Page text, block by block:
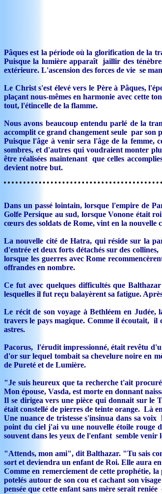
Pâques est la période où la glorification de la
Puisque la lumière apparaît jaillir des
extérieure. L'ascension des forces de vie se
Le Christ s'est élevé vers le Père à Pâques,
plaçant nous-mêmes en harmonie avec cette
tout, l'étincelle de la flamme.
Nous avons beaucoup entendu parlé de la
accomplit ce grand changement seule par son
Puisque l'âge à venir sera l'âge de la femme,
sombres, et d'autres qui voudraient monter
être réalisées maintenant que celles
devient notre but.
Dans un passé lointain, lorsque l'empire de
Golfe Persique au sud, lorsque Vonone était
cœurs des soldats de Rome, vint en la nouvelle
La nouvelle cité de Hatra, qui réside sur la
d'entrée et deux forts détachés sur des
lorsque les guerres avec Rome
offrandes en nombre.
Ce fut avec quelques difficultés que
lesquelles il fut reçu balayèrent sa fatigue.
Le récit de son voyage à Bethléem en
travers le pays magique. Comme il écoutait,
astres.
Pacorus, l'érudit impressionné, était revêtu
d'or sur lequel tombait sa chevelure noire en
de Pureté et de Lumière.
"Je suis heureux que ta recherche t'ait
Mon épouse, Vasda, est morte en donnant
Il se dirigea vers une pièce qui donnait sur le
était constellé de pierres de teinte orange. Là
Une nuance de tristesse s'insinua dans sa
point du ciel j'ai vu une nouvelle étoile rouge
souvent dans les yeux de l'enfant semble
"Attends, mon ami", dit Balthazar. "Tu sais
sort et deviendra un enfant de Roi. Elle aura
Comme en remerciement de cette prophétie,
potelés autour de son cou et cachant son
pensée que cette enfant sans mère serait